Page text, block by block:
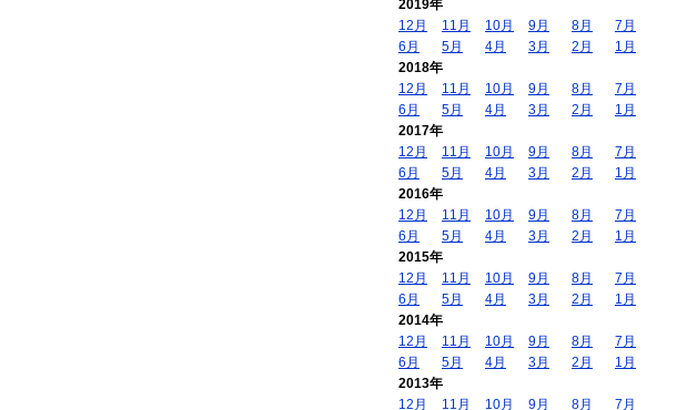
2019年
12月
11月 10月 9月 8月
7月
6月
5月 4月 3月 2月
1月
2018年
12月
11月 10月 9月 8月
7月
6月
5月 4月 3月 2月
1月
2017年
12月
11月 10月 9月 8月
7月
6月
5月 4月 3月 2月
1月
2016年
12月
11月 10月 9月 8月
7月
6月
5月 4月 3月 2月
1月
2015年
12月
11月 10月 9月 8月
7月
6月
5月 4月 3月 2月
1月
2014年
12月
11月 10月 9月 8月
7月
6月
5月 4月 3月 2月
1月
2013年
12月
11月 10月 9月 8月 7月